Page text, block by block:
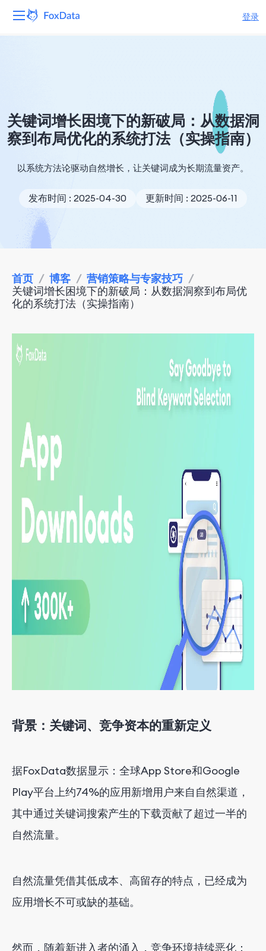
登录
解决方案
资源
定价
关键词增长困境下的新破局：从数据洞
察到布局优化的系统打法（实操指南）
以系统方法论驱动自然增长，让关键词成为长期流量资产。
发布时间 : 2025-04-30 更新时间 : 2025-06-11
首页 / 博客 / 营销策略与专家技巧 /
关键词增长困境下的新破局：从数据洞察到布局优
化的系统打法（实操指南）
背景：关键词、竞争资本的重新定义
据FoxData数据显示：全球App Store和Google
Play平台上约74%的应用新增用户来自自然渠道，
其中通过关键词搜索产生的下载贡献了超过一半的
自然流量。
自然流量凭借其低成本、高留存的特点，已经成为
应用增长不可或缺的基础。
然而，随着新进入者的涌入，竞争环境持续恶化：